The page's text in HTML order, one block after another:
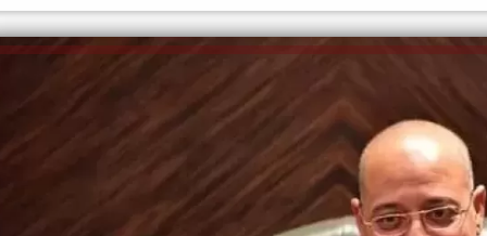
إلهام شرشر تكتب: دي مبقتش كورة..
دي سياسة
الكاتبة إلهام شرشر تهنئ الرئيس
السيسي بعيد ميلاده وتُشيد بجهوده